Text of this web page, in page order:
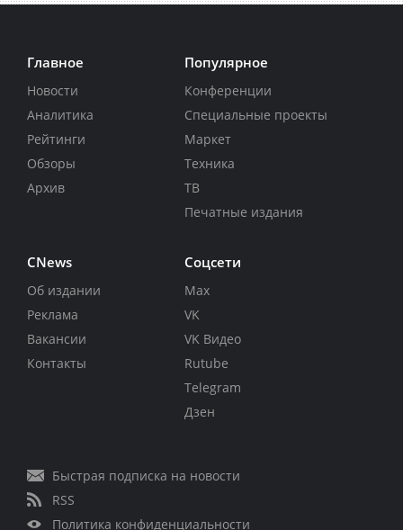
Главное
Новости
Аналитика
Рейтинги
Обзоры
Архив
Популярное
Конференции
Специальные проекты
Маркет
Техника
ТВ
Печатные издания
CNews
Об издании
Реклама
Вакансии
Контакты
Соцсети
Max
VK
VK Видео
Rutube
Telegram
Дзен
Быстрая подписка на новости
RSS
Политика конфиденциальности